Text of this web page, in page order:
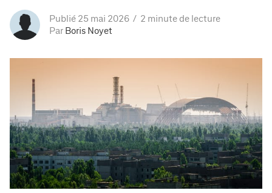
Publié 25 mai 2026
2 minute de lecture
Par Boris Noyet